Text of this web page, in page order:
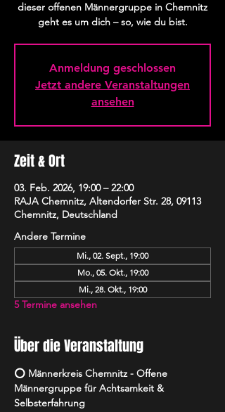
dieser offenen Männergruppe in Chemnitz
geht es um dich – so, wie du bist.
Anmeldung geschlossen
Jetzt andere Veranstaltungen
ansehen
Zeit & Ort
03. Feb. 2026, 19:00 – 22:00
RAJA Chemnitz, Altendorfer Str. 28, 09113
Chemnitz, Deutschland
Andere Termine
Mi., 02. Sept., 19:00
Mo., 05. Okt., 19:00
Mi., 28. Okt., 19:00
5 Termine ansehen
Über die Veranstaltung
⭕️ Männerkreis Chemnitz - Offene
Männergruppe für Achtsamkeit &
Selbsterfahrung